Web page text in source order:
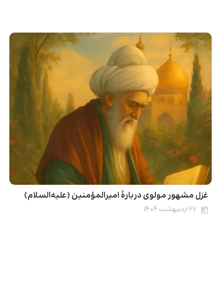
غزل مشهور مولوی دربارۀ امیرالمؤمنین (علیه‌السلام)
۲۷ اردیبهشت ۱۴۰۴